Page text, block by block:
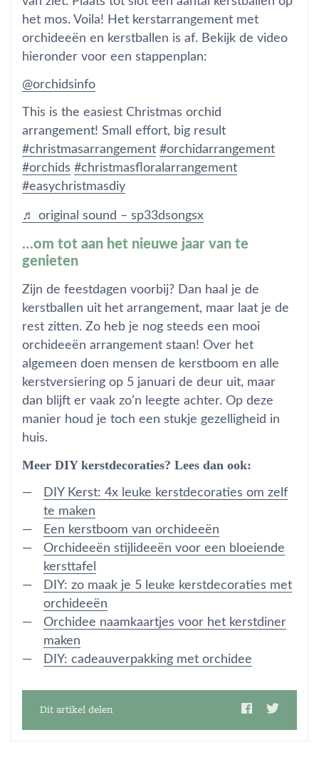
het mos. Voila! Het kerstarrangement met
orchideeën en kerstballen is af. Bekijk de video
hieronder voor een stappenplan:
@orchidsinfo
This is the easiest Christmas orchid
arrangement! Small effort, big result
#christmasarrangement #orchidarrangement
#orchids #christmasfloralarrangement
#easychristmasdiy
♬ original sound – sp33dsongsx
…om tot aan het nieuwe jaar van te
genieten
Zijn de feestdagen voorbij? Dan haal je de
kerstballen uit het arrangement, maar laat je de
rest zitten. Zo heb je nog steeds een mooi
orchideeën arrangement staan! Over het
algemeen doen mensen de kerstboom en alle
kerstversiering op 5 januari de deur uit, maar
dan blijft er vaak zo’n leegte achter. Op deze
manier houd je toch een stukje gezelligheid in
huis.
Meer DIY kerstdecoraties? Lees dan ook:
DIY Kerst: 4x leuke kerstdecoraties om zelf
te maken
Een kerstboom van orchideeën
Orchideeën stijlideeën voor een bloeiende
kersttafel
DIY: zo maak je 5 leuke kerstdecoraties met
orchideeën
Orchidee naamkaartjes voor het kerstdiner
maken
DIY: cadeauverpakking met orchidee
Dit artikel delen